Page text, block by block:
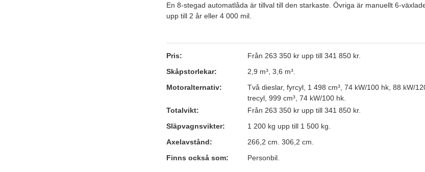
En 8-stegad automatlåda är tillval till den starkaste. Övriga är manuellt 6-
upp till 2 år eller 4 000 mil.
Pris:
Från 263 350 kr upp till 341 850 kr.
Skåpstorlekar:
2,9 m³, 3,6 m³.
Motoralternativ:
Två dieslar, fyrcyl, 1 498 cm³, 74 kW/100 hk, 88 kW/
trecyl, 999 cm³, 74 kW/100 hk.
Totalvikt:
Från 263 350 kr upp till 341 850 kr.
Släpvagnsvikter:
1 200 kg upp till 1 500 kg.
Axelavstånd:
266,2 cm. 306,2 cm.
Finns också som:
Personbil.